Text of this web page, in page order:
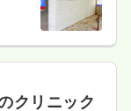
クリニック